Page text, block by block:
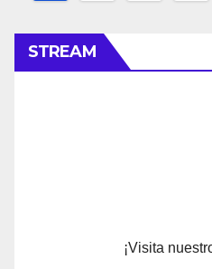
entradas
STREAM
¡Visita